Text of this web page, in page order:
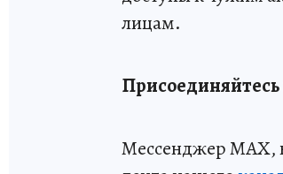
лицам.
При
Мессенджер MAX,